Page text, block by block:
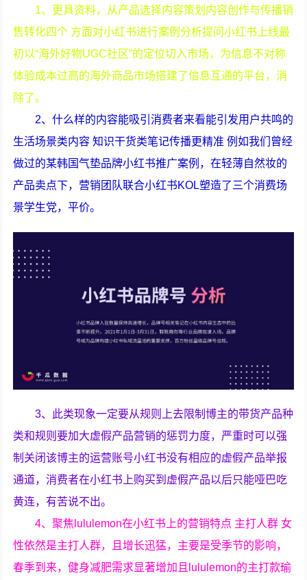
1、更具资料，从产品选择内容策划内容创作与传播销
售转化四个 方面对小红书进行案例分析提问小红书上线最
初以“海外好物UGC社区”的定位切入市场，为信息不对称
体验成本过高的海外商品市场搭建了信息互通的平台，消
除了。
2、什么样的内容能吸引消费者来看能引发用户共鸣的
生活场景类内容 知识干货类笔记传播更精准 例如我们曾经
做过的某韩国气垫品牌小红书推广案例，在轻薄自然妆的
产品卖点下，营销团队联合小红书KOL塑造了三个消费场
景学生党，平价。
3、此类现象一定要从规则上去限制博主的带货产品种
类和规则要加大虚假产品营销的惩罚力度，严重时可以强
制关闭该博主的运营账号小红书没有相应的虚假产品举报
通道，消费者在小红书上购买到虚假产品以后只能哑巴吃
黄连，有苦说不出。
4、聚焦lululemon在小红书上的营销特点 主打人群 女
性依然是主打人群，且增长迅猛，主要是受季节的影响，
春季到来，健身减肥需求显著增加且lululemon的主打款瑜